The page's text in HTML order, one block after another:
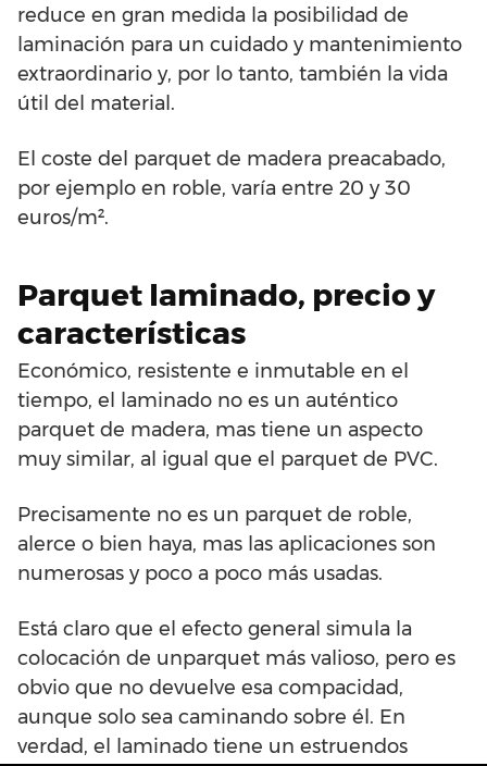
reduce en gran medida la posibilidad de
laminación para un cuidado y mantenimiento
extraordinario y, por lo tanto, también la vida
útil del material.
El coste del parquet de madera preacabado,
por ejemplo en roble, varía entre 20 y 30
euros/m².
Parquet laminado, precio y
características
Económico, resistente e inmutable en el
tiempo, el laminado no es un auténtico
parquet de madera, mas tiene un aspecto
muy similar, al igual que el parquet de PVC.
Precisamente no es un parquet de roble,
alerce o bien haya, mas las aplicaciones son
numerosas y poco a poco más usadas.
Está claro que el efecto general simula la
colocación de unparquet más valioso, pero es
obvio que no devuelve esa compacidad,
aunque solo sea caminando sobre él. En
verdad, el laminado tiene un estruendos